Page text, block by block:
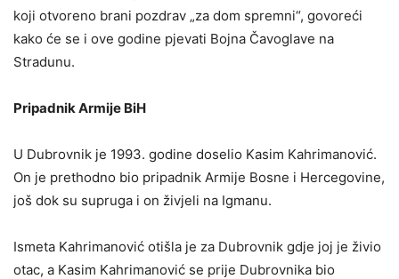
koji otvoreno brani pozdrav „za dom spremni“, govoreći
kako će se i ove godine pjevati Bojna Čavoglave na
Stradunu.
Pripadnik Armije BiH
U Dubrovnik je 1993. godine doselio Kasim Kahrimanović.
On je prethodno bio pripadnik Armije Bosne i Hercegovine,
još dok su supruga i on živjeli na Igmanu.
Ismeta Kahrimanović otišla je za Dubrovnik gdje joj je živio
otac, a Kasim Kahrimanović se prije Dubrovnika bio